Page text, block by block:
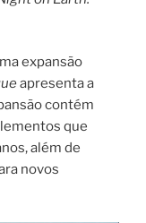
expansão
apresenta a
contém
que
além de
novos